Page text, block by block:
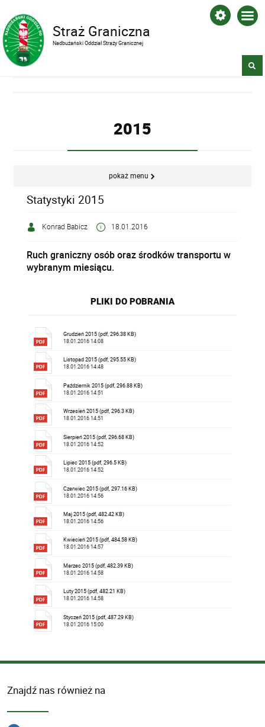
Straż Graniczna
Nadbużański Oddział Straży Granicznej
2015
pokaż menu
Statystyki 2015
Konrad Babicz 18.01.2016
Ruch graniczny osób oraz środków transportu w
wybranym miesiącu.
PLIKI DO POBRANIA
Grudzień 2015 (pdf, 296.38 KB)
18.01.2016 14:08
Listopad 2015 (pdf, 295.55 KB)
18.01.2016 14:48
Październik 2015 (pdf, 296.88 KB)
18.01.2016 14:51
Wrzesień 2015 (pdf, 296.3 KB)
18.01.2016 14:51
Sierpień 2015 (pdf, 296.68 KB)
18.01.2016 14:52
Lipiec 2015 (pdf, 296.5 KB)
18.01.2016 14:52
Czerwiec 2015 (pdf, 297.16 KB)
18.01.2016 14:56
Maj 2015 (pdf, 482.42 KB)
18.01.2016 14:56
Kwiecień 2015 (pdf, 484.58 KB)
18.01.2016 14:57
Marzec 2015 (pdf, 482.39 KB)
18.01.2016 14:58
Luty 2015 (pdf, 482.21 KB)
18.01.2016 14:58
Styczeń 2015 (pdf, 487.29 KB)
18.01.2016 15:00
Znajdź nas również na